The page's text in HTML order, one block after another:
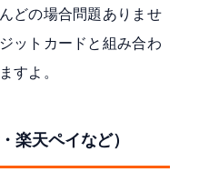
どの場合問題ありませ
ットカードと組み合わ
すよ。
楽天ペイなど）